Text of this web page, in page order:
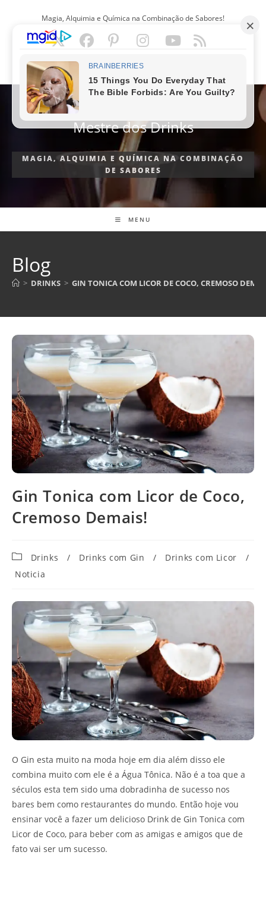
Magia, Alquimia e Química na Combinação de Sabores!
PORTUGUÊS
Mestre dos Drinks
MAGIA, ALQUIMIA E QUÍMICA NA COMBINAÇÃO
DE SABORES
MENU
Blog
> DRINKS > GIN TONICA COM LICOR DE COCO, CREMOSO
Gin Tonica com Licor de Coco,
Cremoso Demais!
Categoria
post:
Drinks / Drinks com Gin / Drinks com Licor
/
Noticia
O Gin esta muito na moda hoje em dia além disso ele
combina muito com ele é a Água Tônica. Não é a toa que a
séculos esta tem sido uma dobradinha de sucesso nos
bares bem como restaurantes do mundo. Então hoje vou
ensinar você a fazer um delicioso Drink de Gin Tonica com
Licor de Coco, para beber com as amigas e amigos que de
fato vai ser um sucesso.